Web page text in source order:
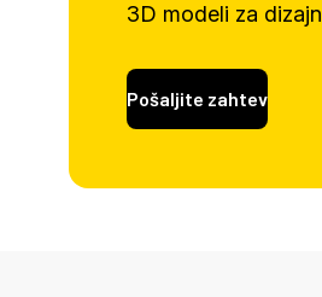
3D modeli za dizajn
Pošaljite zahtev